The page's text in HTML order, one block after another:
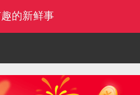
的新鲜事